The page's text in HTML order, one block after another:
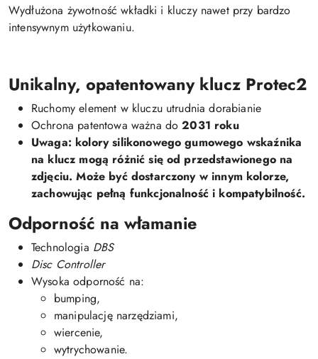
Wydłużona żywotność wkładki i kluczy nawet przy bardzo
intensywnym użytkowaniu.
Unikalny, opatentowany klucz Protec2
Ruchomy element w kluczu utrudnia dorabianie
Ochrona patentowa ważna do2031 roku
Uwaga: kolory silikonowego gumowego wskaźnika
na klucz mogą różnić się od przedstawionego na
zdjęciu. Może być dostarczony w innym kolorze,
zachowując pełną funkcjonalność i kompatybilność.
Odporność na włamanie
Technologia DBS
Disc Controller
Wysoka odporność na:
bumping,
manipulację narzędziami,
wiercenie,
wytrychowanie.